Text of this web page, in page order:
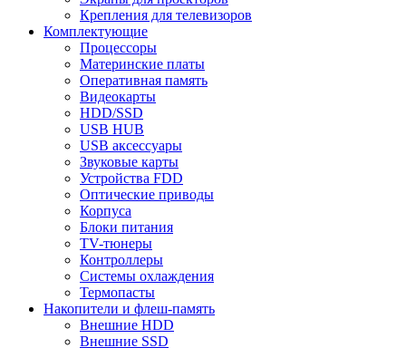
Крепления для телевизоров
Комплектующие
Процессоры
Материнские платы
Оперативная память
Видеокарты
HDD/SSD
USB HUB
USB аксессуары
Звуковые карты
Устройства FDD
Оптические приводы
Корпуса
Блоки питания
TV-тюнеры
Контроллеры
Системы охлаждения
Термопасты
Накопители и флеш-память
Внешние HDD
Внешние SSD